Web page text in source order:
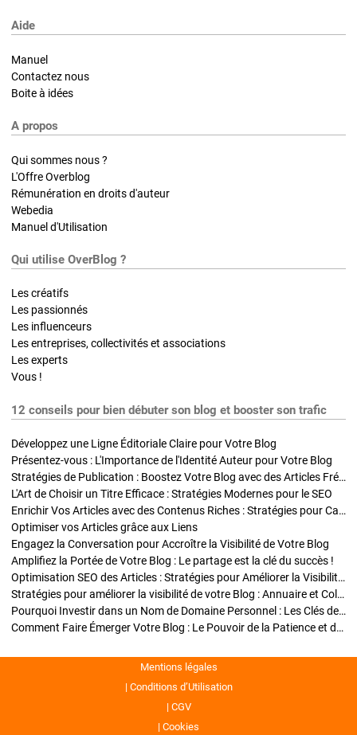
Aide
Manuel
Contactez nous
Boite à idées
A propos
Qui sommes nous ?
L'Offre Overblog
Rémunération en droits d'auteur
Webedia
Manuel d'Utilisation
Qui utilise OverBlog ?
Les créatifs
Les passionnés
Les influenceurs
Les entreprises, collectivités et associations
Les experts
Vous !
12 conseils pour bien débuter son blog et booster son trafic
Développez une Ligne Éditoriale Claire pour Votre Blog
Présentez-vous : L'Importance de l'Identité Auteur pour Votre Blog
Stratégies de Publication : Boostez Votre Blog avec des Articles Fréquents et Exclusifs
L'Art de Choisir un Titre Efficace : Stratégies Modernes pour le SEO
Enrichir Vos Articles avec des Contenus Riches : Stratégies pour Captiver et Optimiser
Optimiser vos Articles grâce aux Liens
Engagez la Conversation pour Accroître la Visibilité de Votre Blog
Amplifiez la Portée de Votre Blog : Le partage est la clé du succès !
Optimisation SEO des Articles : Stratégies pour Améliorer la Visibilité de Votre Blog
Stratégies pour améliorer la visibilité de votre Blog : Annuaire et Collaborations
Pourquoi Investir dans un Nom de Domaine Personnel : Les Clés de la Réussite de Votre Blog
Comment Faire Émerger Votre Blog : Le Pouvoir de la Patience et de la Persévérance
Mentions légales
Conditions d’Utilisation
CGV
Cookies